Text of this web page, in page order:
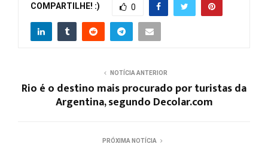
COMPARTILHE! :) 0
NOTÍCIA ANTERIOR
Rio é o destino mais procurado por turistas da
Argentina, segundo Decolar.com
PRÓXIMA NOTÍCIA